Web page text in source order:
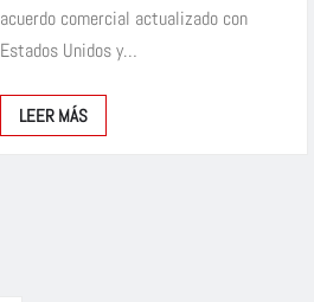
acuerdo comercial actualizado con
Estados Unidos y…
LEER MÁS